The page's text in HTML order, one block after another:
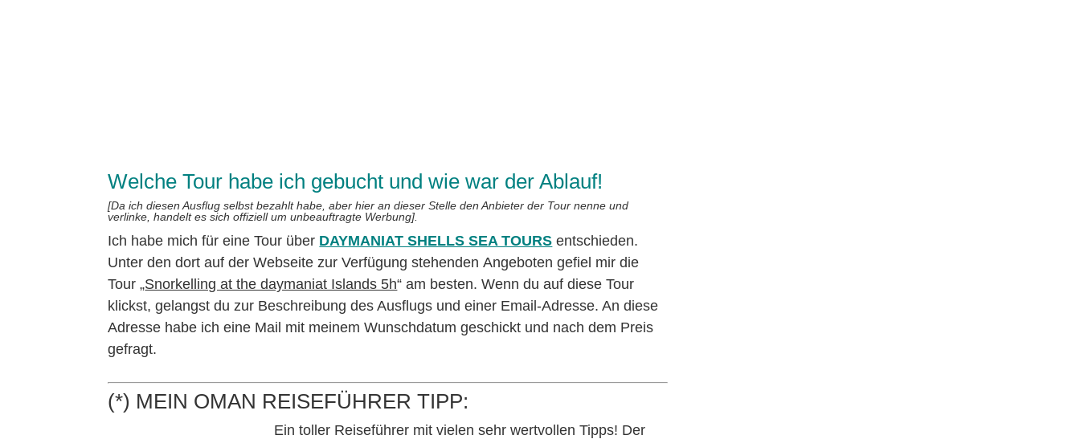
Welche Tour habe ich gebucht und wie war der Ablauf!
[Da ich diesen Ausflug selbst bezahlt habe, aber hier an dieser Stelle den Anbieter der Tour nenne und
verlinke, handelt es sich offiziell um unbeauftragte Werbung].
Ich habe mich für eine Tour über DAYMANIAT SHELLS SEA TOURS entschieden.
Unter den dort auf der Webseite zur Verfügung stehenden Angeboten gefiel mir die
Tour „Snorkelling at the daymaniat Islands 5h“ am besten. Wenn du auf diese Tour
klickst, gelangst du zur Beschreibung des Ausflugs und einer Email-Adresse. An diese
Adresse habe ich eine Mail mit meinem Wunschdatum geschickt und nach dem Preis
gefragt.
(*) MEIN OMAN REISEFÜHRER TIPP:
Ein toller Reiseführer mit vielen sehr wertvollen Tipps! Der